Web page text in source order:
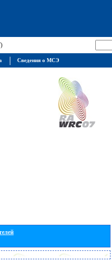
Сведения о МСЭ